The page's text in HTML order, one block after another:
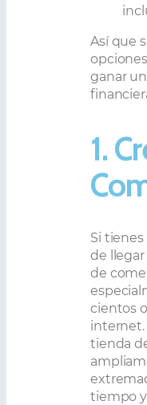
Así que
ganar
1.
Si
de
de
cientos
internet.
tienda
tiempo